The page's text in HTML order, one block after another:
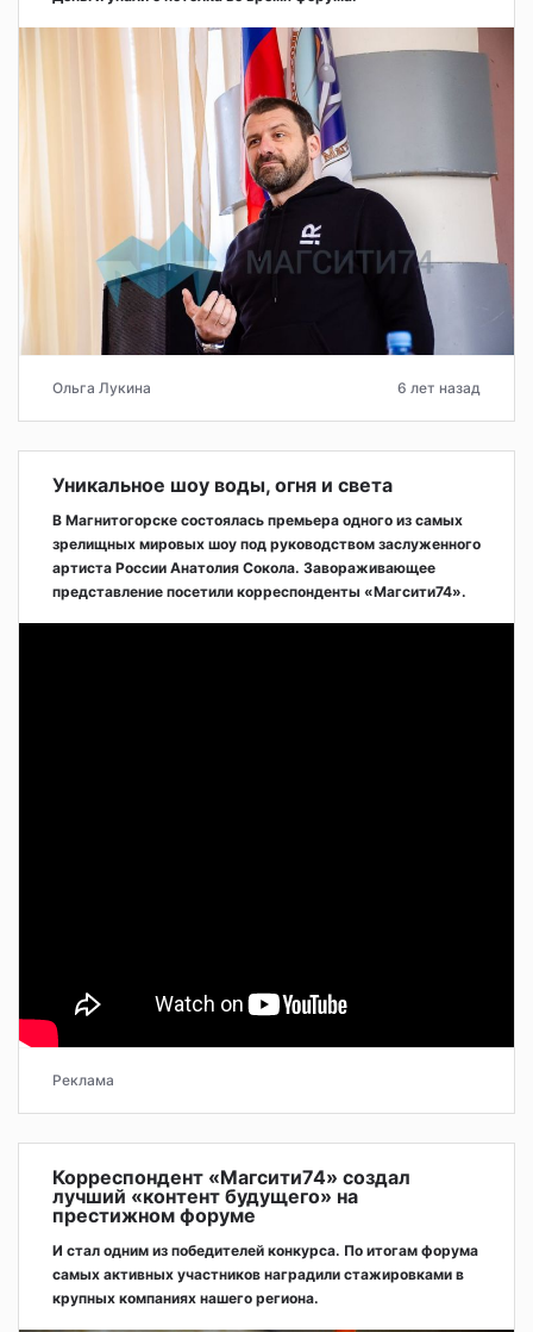
Ольга Лукина 6 лет назад
Уникальное шоу воды, огня и света
В Магнитогорске состоялась премьера одного из самых
зрелищных мировых шоу под руководством заслуженного
артиста России Анатолия Сокола. Завораживающее
представление посетили корреспонденты «Магсити74».
Реклама
Корреспондент «Магсити74» создал
лучший «контент будущего» на
престижном форуме
И стал одним из победителей конкурса. По итогам форума
самых активных участников наградили стажировками в
крупных компаниях нашего региона.